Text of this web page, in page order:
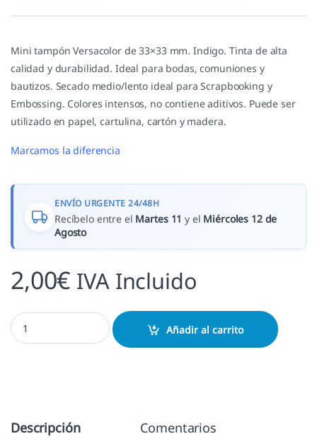
Mini tampón Versacolor de 33×33 mm. Indigo. Tinta de alta
calidad y durabilidad. Ideal para bodas, comuniones y
bautizos. Secado medio/lento ideal para Scrapbooking y
Embossing. Colores intensos, no contiene aditivos. Puede ser
utilizado en papel, cartulina, cartón y madera.
Marcamos la diferencia
ENVÍO URGENTE 24/48H
Recíbelo entre el Martes 11 y el Miércoles 12 de
Agosto
2,00€ IVA Incluido
Indigo - TVS 27 cantidad
Añadir al carrito
Descripción Comentarios